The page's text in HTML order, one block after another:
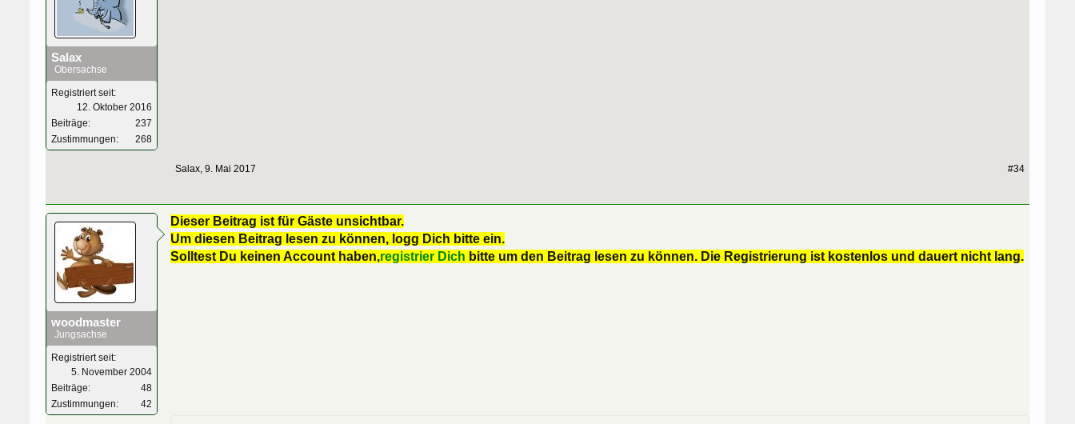
Salax
Obersachse
Registriert seit:
12. Oktober 2016
Beiträge:
237
Zustimmungen:
268
Salax, 9. Mai 2017 #34
woodmaster
Jungsachse
Registriert seit:
5. November 2004
Beiträge:
48
Zustimmungen:
42
Dieser Beitrag ist für Gäste unsichtbar.
Um diesen Beitrag lesen zu können, logg Dich bitte ein.
Solltest Du keinen Account haben,registrier Dich bitte um den Beitrag lesen zu können. Die Registrierung ist kostenlos und dauert nicht lang.